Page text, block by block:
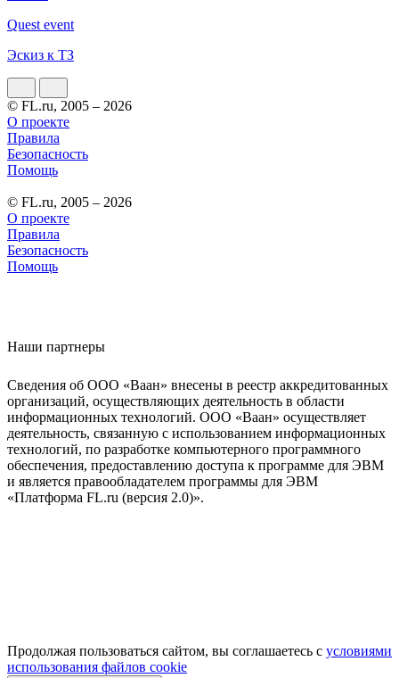
Quest event
Эскиз к ТЗ
© FL.ru, 2005 – 2026
О проекте
Правила
Безопасность
Помощь
© FL.ru, 2005 – 2026
О проекте
Правила
Безопасность
Помощь
Наши партнеры
Сведения об ООО «Ваан» внесены в реестр аккредитованных
организаций, осуществляющих деятельность в области
информационных технологий. ООО «Ваан» осуществляет
деятельность, связанную с использованием информационных
технологий, по разработке компьютерного программного
обеспечения, предоставлению доступа к программе для ЭВМ
и является правообладателем программы для ЭВМ
«Платформа FL.ru (версия 2.0)».
Продолжая пользоваться сайтом, вы соглашаетесь с условиями
использования файлов cookie